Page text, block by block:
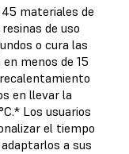
materiales de
de uso
o cura las
menos de 15
en llevar la
Los usuarios
el tiempo
a sus